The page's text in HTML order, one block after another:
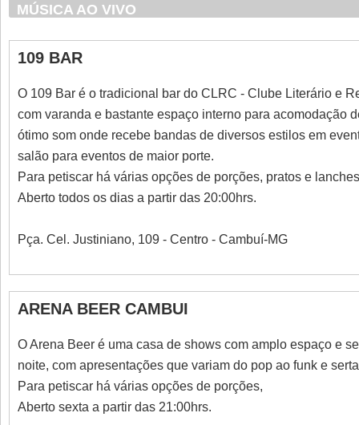
MÚSICA AO VIVO
109 BAR
O 109 Bar é o tradicional bar do CLRC - Clube Literário e
com varanda e bastante espaço interno para acomodação
ótimo som onde recebe bandas de diversos estilos em
salão para eventos de maior porte.
Para petiscar há várias opções de porções, pratos e
Aberto todos os dias a partir das 20:00hrs.
Pça. Cel. Justiniano, 109 - Centro - Cambuí-MG
ARENA BEER CAMBUI
O Arena Beer é uma casa de shows com amplo espaço e
noite, com apresentações que variam do pop ao funk e
Para petiscar há várias opções de porções,
Aberto sexta a partir das 21:00hrs.